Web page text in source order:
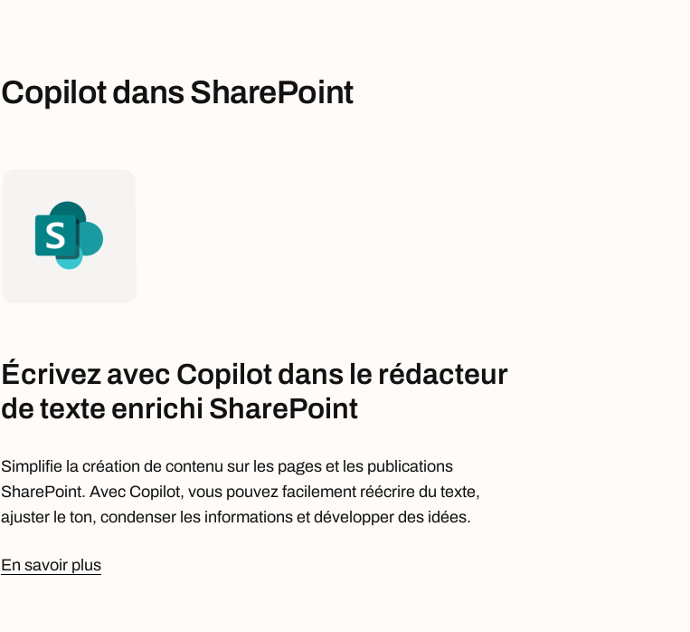
Copilot dans SharePoint
Écrivez avec Copilot dans le rédacteur
de texte enrichi SharePoint
Simplifie la création de contenu sur les pages et les publications
SharePoint. Avec Copilot, vous pouvez facilement réécrire du texte,
ajuster le ton, condenser les informations et développer des idées.
En savoir plus